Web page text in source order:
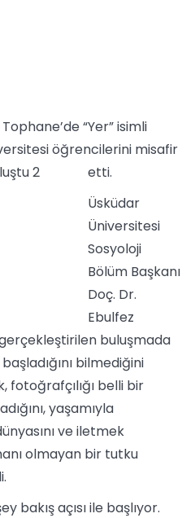
“Yer” isimli
öğrencilerini misafir
etti.
Üsküdar
Üniversitesi
Sosyoloji
Bölüm Başkanı
Doç. Dr.
Ebulfez
gerçekleştirilen buluşmada
bilmediğini
fotoğrafçılığı belli bir
yaşamıyla
ve iletmek
olmayan bir tutku
bakış açısı ile başlıyor.